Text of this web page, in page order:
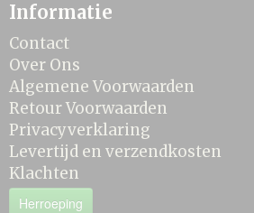
Informatie
Contact
Over Ons
Algemene Voorwaarden
Retour Voorwaarden
Privacyverklaring
Levertijd en verzendkosten
Klachten
Herroeping